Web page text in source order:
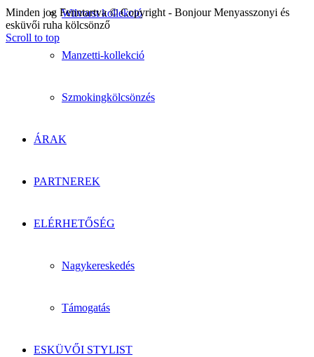
Wilvorst kollekció
Manzetti-kollekció
Szmokingkölcsönzés
ÁRAK
PARTNEREK
ELÉRHETŐSÉG
Nagykereskedés
Támogatás
ESKÜVŐI STYLIST
Minden jog Fenntartva © Copyright - Bonjour Menyasszonyi és
esküvői ruha kölcsönző
Scroll to top